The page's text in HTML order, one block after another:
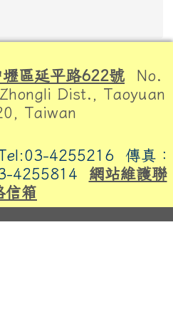
區延平路622號 No.
Dist., Taoyuan
Taiwan
4255216 傳真：
4255814 網站維護聯
信箱